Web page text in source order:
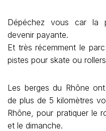
Dépéchez vous car la
devenir payante.
Et très récemment le
pistes pour skate ou
Les berges du Rhône
de plus de 5 kilomètres
Rhône, pour pratiquer le
et le dimanche.